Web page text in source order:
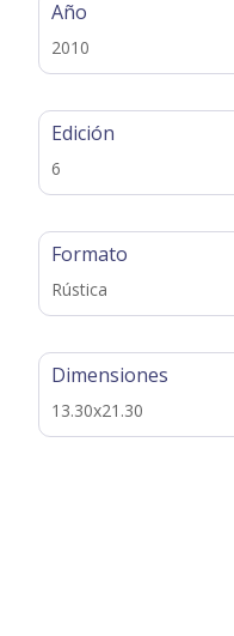
Año
2010
Edición
6
Formato
Rústica
Dimensiones
13.30x21.30